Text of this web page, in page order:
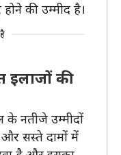
की उम्मीद है।
इलाजों की
के नतीजे उम्मीदों
सस्ते दामों में